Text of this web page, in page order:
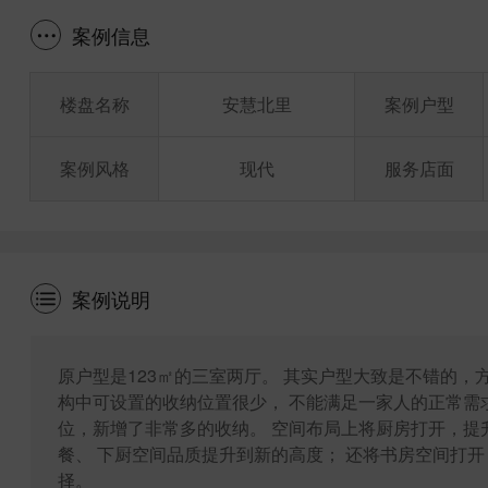
案例信息
楼盘名称
案例风格
安慧北里
现代
案例户型
服务店面
案例说明
原户型是123㎡的三室两厅。 其实户型大致是不错的
构中可设置的收纳位置很少， 不能满足一家人的正常
位，新增了非常多的收纳。 空间布局上将厨房打开，
餐、 下厨空间品质提升到新的高度； 还将书房空间打
择。